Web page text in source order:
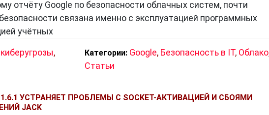
Основные компоненты сервера включают:
программ.
Используется для временного хранения данных и
отчёту Google по безопасности облачных систем, почти
связана именно с эксплуатацией программных
учётных
киберугрозы,
Категории: Google, Безопасность в IT, Облако
Статьи
1.6.1 УСТРАНЯЕТ ПРОБЛЕМЫ С SOCKET-АКТИВАЦИЕЙ И СБОЯМИ
JACK